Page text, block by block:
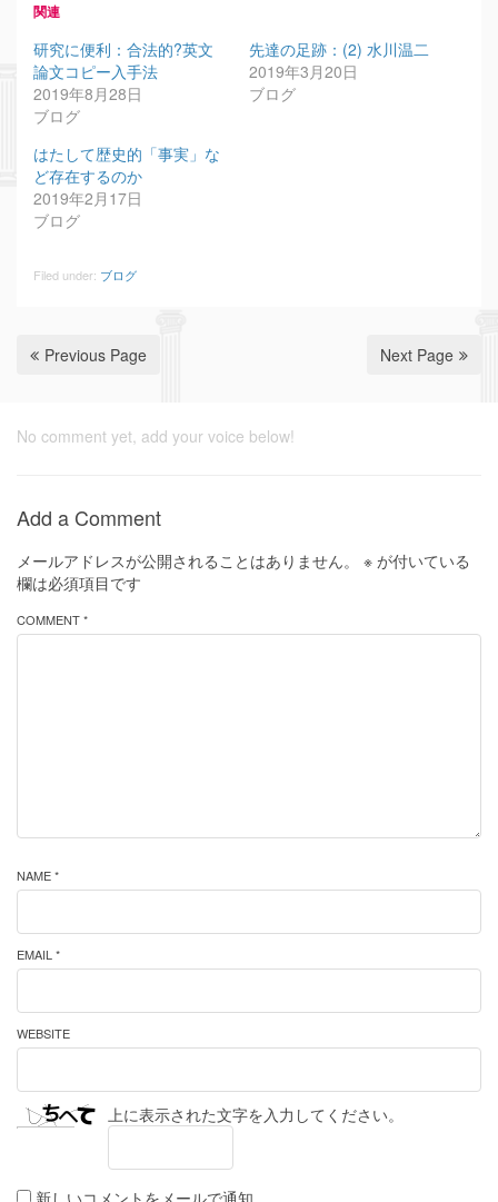
関連
研究に便利：合法的?英文
論文コピー入手法
2019年8月28日
ブログ
先達の足跡：(2) 水川温二
2019年3月20日
ブログ
はたして歴史的「事実」な
ど存在するのか
2019年2月17日
ブログ
Filed under: ブログ
Previous Page Next Page
No comment yet, add your voice below!
Add a Comment
メールアドレスが公開されることはありません。 ※ が付いている
欄は必須項目です
COMMENT *
NAME *
EMAIL *
WEBSITE
上に表示された文字を入力してください。
新しいコメントをメールで通知